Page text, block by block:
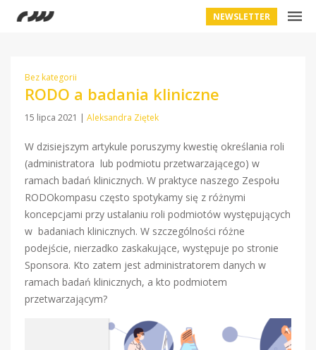
NEWSLETTER
Bez kategorii
RODO a badania kliniczne
15 lipca 2021 | Aleksandra Ziętek
W dzisiejszym artykule poruszymy kwestię określania roli
(administratora lub podmiotu przetwarzającego) w
ramach badań klinicznych. W praktyce naszego Zespołu
RODOkompasu często spotykamy się z różnymi
koncepcjami przy ustalaniu roli podmiotów występujących
w badaniach klinicznych. W szczególności różne
podejście, nierzadko zaskakujące, występuje po stronie
Sponsora. Kto zatem jest administratorem danych w
ramach badań klinicznych, a kto podmiotem
przetwarzającym?